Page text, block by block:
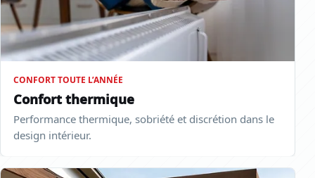
CONFORT TOUTE L’ANNÉE
Confort thermique
Performance thermique, sobriété et discrétion dans le
design intérieur.